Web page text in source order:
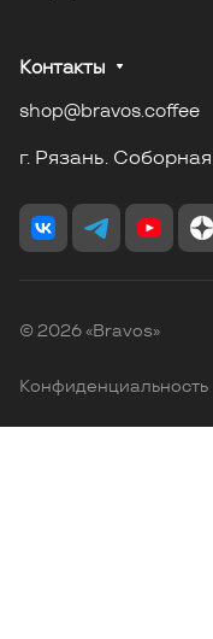
Контакты
shop@bravos.coffee
г. Рязань.
© 2026 «Bravos»
Конфиденциальность